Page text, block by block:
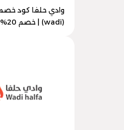
وادي حلفا كود خصم
(wadi) | خصم 20% الآن